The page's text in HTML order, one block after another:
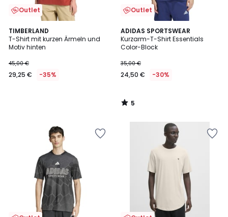
Outlet
TIMBERLAND
T-Shirt mit kurzen Ärmeln und
Motiv hinten
45,00 €
29,25 € -35%
Outlet
ADIDAS SPORTSWEAR
Kurzarm-T-Shirt Essentials
Color-Block
35,00 €
24,50 € -30%
5
/
5
5
/